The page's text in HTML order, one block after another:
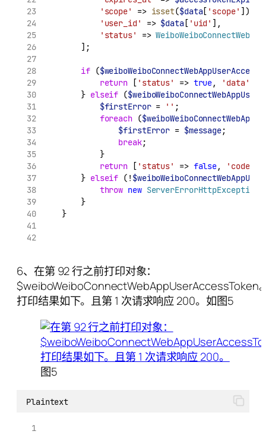
'scope'
=> isset($data[ 'scope' ]) ?
'user_id'
=> $data[ 'uid' ],
'status'
=>
        ];
if (
return [ 'status' => true, 'data'
        }
elseif (
$firstError = '' ;
foreach (
$firstError = $message;
break;
            }
return [ 'status' => false, 'code'
        }
elseif (!
throw new ServerErrorHttpException
        }
    }
6、在第 92 行之前打印对象：
$weiboWeiboConnectWebAppUserAccessToken
打印结果如下。且第 1 次请求响应 200。如图5
图5
Plaintext